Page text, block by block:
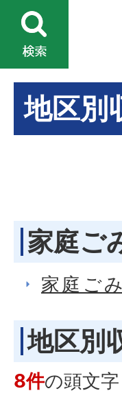
地区別
家庭ご
家庭ご
地区別
8件の頭文